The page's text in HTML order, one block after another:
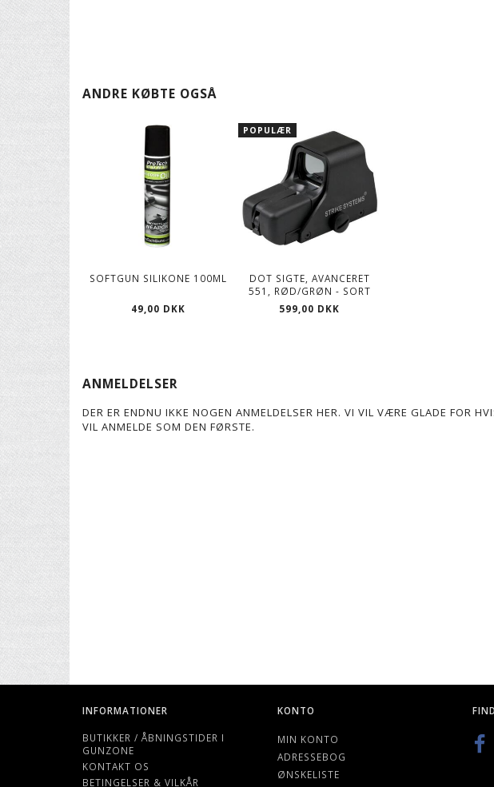
ANDRE KØBTE OGSÅ
SOFTGUN SILIKONE 100ML
49,00 DKK
POPULÆR
DOT SIGTE, AVANCERET
551, RØD/GRØN - SORT
599,00 DKK
ANMELDELSER
DER ER ENDNU IKKE NOGEN ANMELDELSER HER. VI VIL VÆRE GLADE FOR
VIL ANMELDE SOM DEN FØRSTE.
INFORMATIONER
BUTIKKER / ÅBNINGSTIDER I
GUNZONE
KONTAKT OS
BETINGELSER & VILKÅR
KONTO
MIN KONTO
ADRESSEBOG
ØNSKELISTE